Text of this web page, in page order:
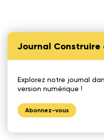
Journal Construire
Explorez notre journal
version numérique !
Abonnez-vous